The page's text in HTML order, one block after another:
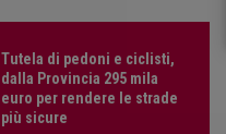
Tutela di pedoni e ciclisti,
dalla Provincia 295 mila
euro per rendere le strade
più sicure